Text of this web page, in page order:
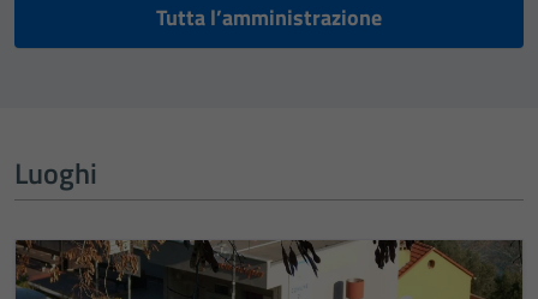
Tutta l’amministrazione
Luoghi